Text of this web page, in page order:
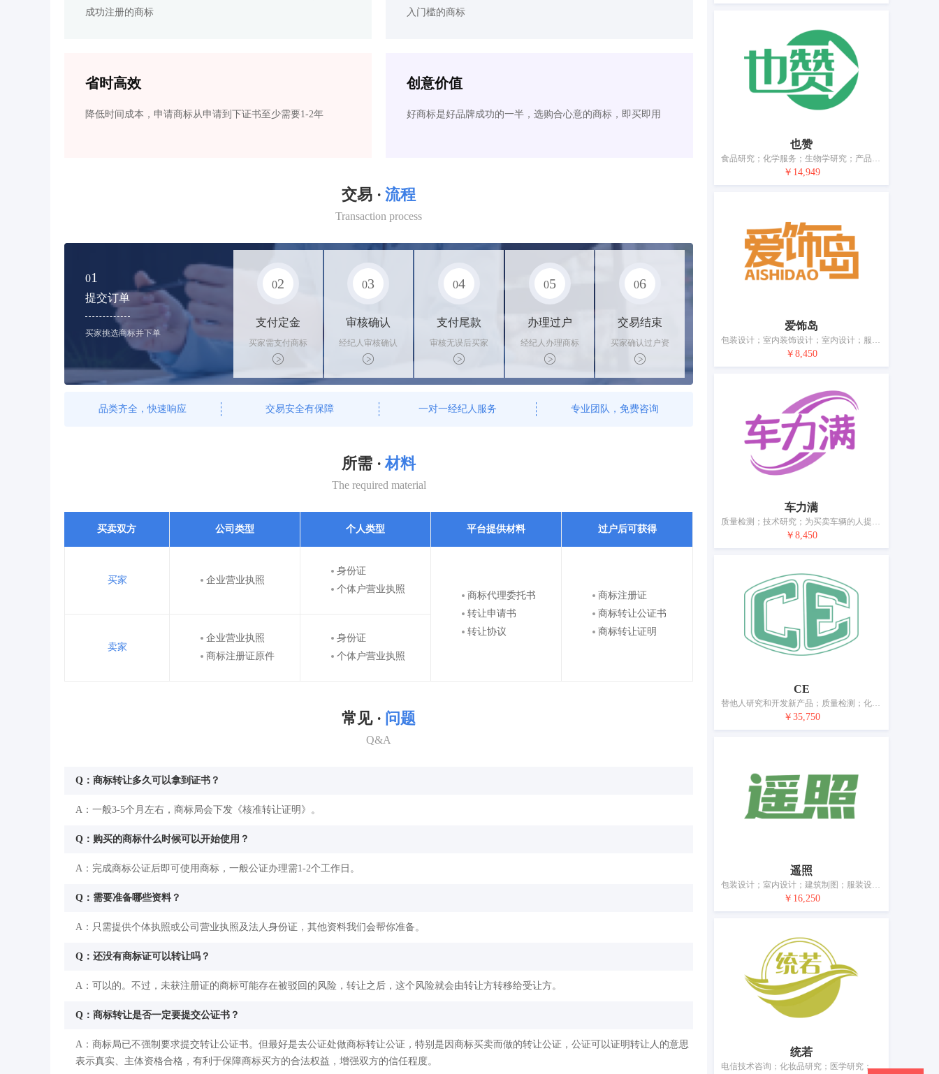
成功注册的商标
入门槛的商标
省时高效
降低时间成本，申请商标从申请到下证书至少需要1-2年
创意价值
好商标是好品牌成功的一半，选购合心意的商标，即买即用
交易 · 流程
Transaction process
01
提交订单
买家挑选商标并下单
02
支付定金
买家需支付商标
标价的10%的购
买订金
03
审核确认
经纪人审核确认
商标状态
04
支付尾款
审核无误后买家
支付尾款，卖家
办理相关手续
05
办理过户
经纪人办理商标
转让手续，交付
相关证书
06
交易结束
买家确认过户资
料后，平台解冻
资金支付卖家
品类齐全，快速响应 交易安全有保障 一对一经纪人服务 专业团队，免费咨询
所需 · 材料
The required material
买卖双方 公司类型 个人类型 平台提供材料 过户后可获得
买家 企业营业执照
身份证
个体户营业执照
商标代理委托书
转让申请书
转让协议
商标注册证
商标转让公证书
商标转让证明
卖家
企业营业执照
商标注册证原件
身份证
个体户营业执照
常见 · 问题
Q&A
Q：商标转让多久可以拿到证书？
A：一般3-5个月左右，商标局会下发《核准转让证明》。
Q：购买的商标什么时候可以开始使用？
A：完成商标公证后即可使用商标，一般公证办理需1-2个工作日。
Q：需要准备哪些资料？
A：只需提供个体执照或公司营业执照及法人身份证，其他资料我们会帮你准备。
Q：还没有商标证可以转让吗？
A：可以的。不过，未获注册证的商标可能存在被驳回的风险，转让之后，这个风险就会由转让方转移给受让方。
Q：商标转让是否一定要提交公证书？
A：商标局已不强制要求提交转让公证书。但最好是去公证处做商标转让公证，特别是因商标买卖而做的转让公证，公证可以证明转让人的意思
表示真实、主体资格合格，有利于保障商标买方的合法权益，增强双方的信任程度。
也赞
食品研究；化学服务；生物学研究；产品测试；包装设计；室内设计；云计算；计算机软件的设计和开发；软件即服务（SaaS）；平面美术设计
￥14,949
爱饰岛
包装设计；室内装饰设计；室内设计；服装设计；提供互联网搜索引擎；云计算；计算机编程；计算机软件维护；计算机软件设计；软件出版框架下的软件开发
￥8,450
车力满
质量检测；技术研究；为买卖车辆的人提供新车和二手车的检测服务；室内设计；云计算；信息技术咨询；为他人创建和维护网站；把有形的数据或文件转换成电子媒体；计算机软件设计；平面美术设计
￥8,450
CE
替他人研究和开发新产品；质量检测；化妆品研究；包装设计；室内设计；服装设计；替他人创建和维护网站；计算机编程；通过技术手段为电子商务交易进行用户认证服务；平面设计
￥35,750
遥照
包装设计；室内设计；建筑制图；服装设计；手机应用软件的设计和开发；计算机游戏软件的设计和开发；托管计算机站（网站）；创建、设计和维护网站；计算机设备出租；平面美术设计
￥16,250
统若
电信技术咨询；化妆品研究；医学研究；材料测试；工业品外观设计；室内装饰设计；服装设计；通过网站提供计算机技术和编程信息；艺术品鉴定；平面美术设计